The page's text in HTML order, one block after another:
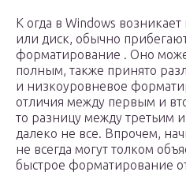
К огда в Windows
или диск, обычно
форматирование . Оно
полным, также принято
и низкоуровневое
отличия между первым и
то разницу между третьим
далеко не все. Впрочем,
не всегда могут толком
быстрое форматирование